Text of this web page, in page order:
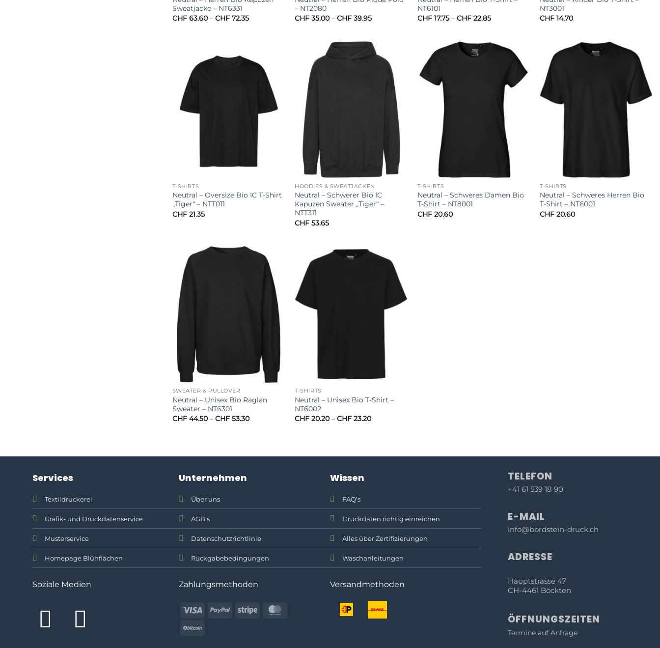
Sweatjacke – NT6331
CHF63.60 – CHF72.35Preisspanne:
– NT2080
CHF 35.00 –CHF 39.95Preisspanne:
NT6101
CHF17.75 – CHF22.85Preisspanne:
NT3001
CHF 14.70
T-SHIRTS
Neutral – Oversize Bio IC T-Shirt
„Tiger“ – NTT011
CHF21.35
HOODIES & SWEATJACKEN
Neutral – Schwerer Bio IC
Kapuzen Sweater „Tiger“ –
NTT311
CHF 53.65
T-SHIRTS
Neutral – Schweres Damen Bio
T-Shirt – NT8001
CHF20.60
T-SHIRTS
Neutral – Schweres Herren Bio
T-Shirt – NT6001
CHF 20.60
SWEATER & PULLOVER
Neutral – Unisex Bio Raglan
Sweater – NT6301
CHF44.50 – CHF53.30Preisspanne:
T-SHIRTS
Neutral – Unisex Bio T-Shirt –
NT6002
CHF 20.20 –CHF 23.20Preisspanne:
Services
Textildruckerei
Grafik- und Druckdatenservice
Musterservice
Homepage Blühflächen
Soziale Medien
Unternehmen
Über uns
AGB's
Datenschutzrichtlinie
Rückgabebedingungen
Zahlungsmethoden
Visa PayPalStripe
Wissen
FAQ's
Druckdaten richtig einreichen
Alles über Zertifizierungen
Waschanleitungen
Versandmethoden
TELEFON
+41 61 539 18 90
E-MAIL
info@bordstein-druck.ch
ADRESSE
Hauptstrasse 47
CH-4461 Böckten
ÖFFNUNGSZEITEN
Termine auf Anfrage